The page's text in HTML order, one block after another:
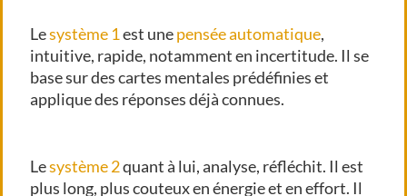
Lesystème 1est unepensée automatique,
intuitive, rapide, notamment en incertitude. Il se
base sur des cartes mentales prédéfinies et
applique des réponses déjà connues.
Lesystème 2quant à lui, analyse, réfléchit. Il est
plus long, plus couteux en énergie et en effort. Il